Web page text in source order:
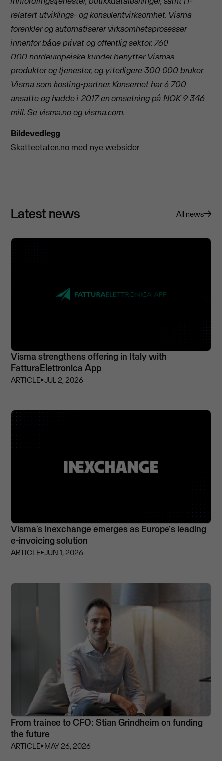
relatert utviklings- og konsulentvirksomhet. Visma
forenkler og automatiserer virksomhetsprosesser
innenfor både privat og offentlig sektor. 760
000 nordeuropeiske kunder benytter Vismas
produkter og tjenester, og ytterligere 300 000 bruker
Visma som hosting-partner. Konsernet har 6 700
ansatte og hadde i 2017 en omsetning på NOK 9 346
mill. Se visma.noog visma.com.
Bildevedlegg
Skatteetaten.no med nye websider
Latest news All news
Visma strengthens offering in Italy with
FatturaElettronica App
ARTICLE⏵JUL 2, 2026
Visma’s Inexchange emerges as Europe's leading
e-invoicing solution
ARTICLE⏵JUN 1, 2026
From trainee to CFO: Stian Grindheim on funding
the future
ARTICLE⏵MAY 26, 2026